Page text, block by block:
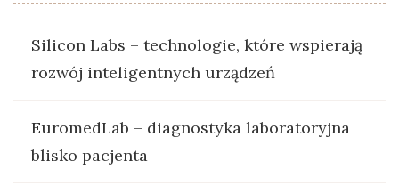
Silicon Labs – technologie, które wspierają
rozwój inteligentnych urządzeń
EuromedLab – diagnostyka laboratoryjna
blisko pacjenta